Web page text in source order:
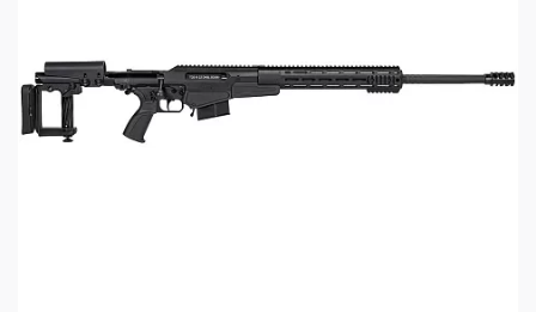
Тактическое снаряжение